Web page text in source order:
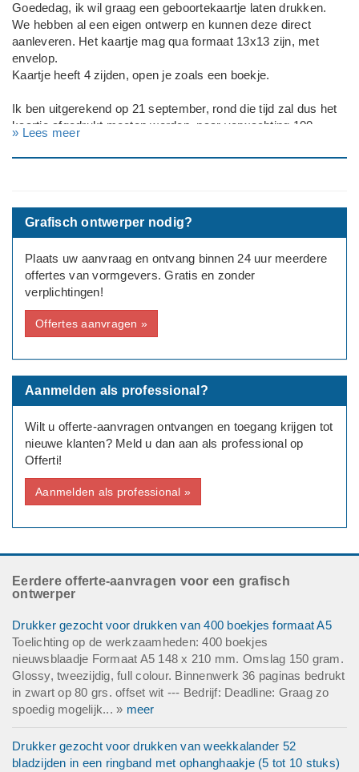
Goededag, ik wil graag een geboortekaartje laten drukken.
We hebben al een eigen ontwerp en kunnen deze direct
aanleveren. Het kaartje mag qua formaat 13x13 zijn, met
envelop.
Kaartje heeft 4 zijden, open je zoals een boekje.
Ik ben uitgerekend op 21 september, rond die tijd zal dus het
kaartje afgedrukt moeten worden, naar verwachting 100
Graag zou ik een eerste druk willen ontvangen om te zien of
» Lees meer
Grafisch ontwerper nodig?
Plaats uw aanvraag en ontvang binnen 24 uur meerdere
offertes van vormgevers. Gratis en zonder
verplichtingen!
Offertes aanvragen »
Aanmelden als professional?
Wilt u offerte-aanvragen ontvangen en toegang krijgen tot
nieuwe klanten? Meld u dan aan als professional op
Offerti!
Aanmelden als professional »
Eerdere offerte-aanvragen voor een grafisch
ontwerper
Drukker gezocht voor drukken van 400 boekjes formaat A5
Toelichting op de werkzaamheden: 400 boekjes
nieuwsblaadje Formaat A5 148 x 210 mm. Omslag 150 gram.
Glossy, tweezijdig, full colour. Binnenwerk 36 paginas bedrukt
in zwart op 80 grs. offset wit --- Bedrijf: Deadline: Graag zo
spoedig mogelijk... » meer
Drukker gezocht voor drukken van weekkalander 52
bladzijden in een ringband met ophanghaakje (5 tot 10 stuks)